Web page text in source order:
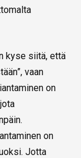
kyse siitä, että
vaan
on
on
Jotta